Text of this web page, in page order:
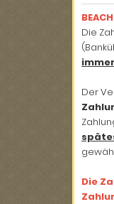
Die
Der
Die